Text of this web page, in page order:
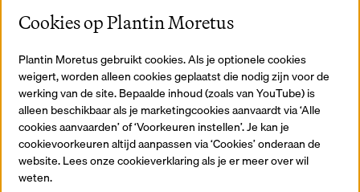
Cookies op Plantin Moretus
Plantin Moretus gebruikt cookies. Als je optionele cookies
weigert, worden alleen cookies geplaatst die nodig zijn voor de
werking van de site. Bepaalde inhoud (zoals van YouTube) is
alleen beschikbaar als je marketingcookies aanvaardt via ‘Alle
cookies aanvaarden’ of ‘Voorkeuren instellen’. Je kan je
cookievoorkeuren altijd aanpassen via ‘Cookies’ onderaan de
website. Lees onze cookieverklaring als je er meer over wil
weten.